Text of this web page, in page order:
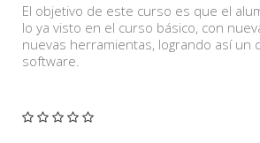
El objetivo de este curso es que el
lo ya visto en el curso básico, con
nuevas herramientas, logrando así un
software.